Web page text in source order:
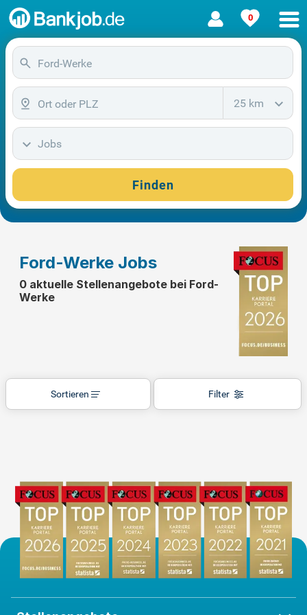
0
25 km
Jobs
Finden
Ford-Werke Jobs
0 aktuelle Stellenangebote bei Ford-
Werke
Filter
Sortieren